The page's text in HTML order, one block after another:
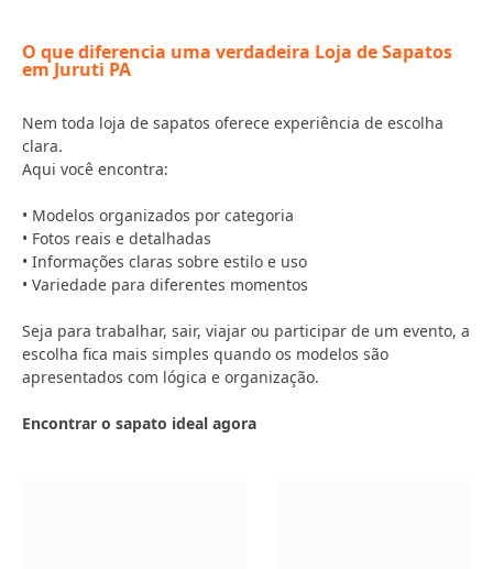
O que diferencia uma verdadeira Loja de Sapatos
em Juruti PA
Nem toda loja de sapatos oferece experiência de escolha
clara.
Aqui você encontra:
• Modelos organizados por categoria
• Fotos reais e detalhadas
• Informações claras sobre estilo e uso
• Variedade para diferentes momentos
Seja para trabalhar, sair, viajar ou participar de um evento, a
escolha fica mais simples quando os modelos são
apresentados com lógica e organização.
Encontrar o sapato ideal agora